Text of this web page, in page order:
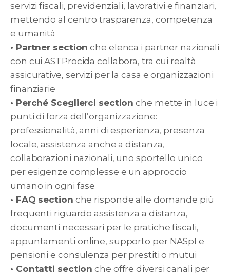
servizi fiscali, previdenziali, lavorativi e finanziari,
mettendo al centro trasparenza, competenza
e umanità
• Partner section che elenca i partner nazionali
con cui ASTProcida collabora, tra cui realtà
assicurative, servizi per la casa e organizzazioni
finanziarie
• Perché Sceglierci section che mette in luce i
punti di forza dell’organizzazione:
professionalità, anni di esperienza, presenza
locale, assistenza anche a distanza,
collaborazioni nazionali, uno sportello unico
per esigenze complesse e un approccio
umano in ogni fase
• FAQ section che risponde alle domande più
frequenti riguardo assistenza a distanza,
documenti necessari per le pratiche fiscali,
appuntamenti online, supporto per NASpI e
pensioni e consulenza per prestiti o mutui
• Contatti section che offre diversi canali per